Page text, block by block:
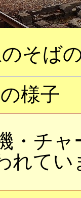
そば
様子
・チャ
れてい